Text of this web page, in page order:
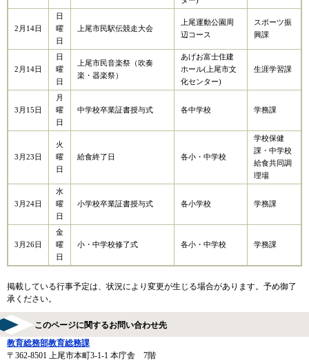
2月14日
日
曜
日
上尾市民駅伝競走大会
上尾運動公園周
辺コース
スポーツ振
興課
2月14日
日
曜
日
上尾市民音楽祭（吹奏
楽・器楽祭）
あげお富士住建
ホール(上尾市文
化センター)
生涯学習課
3月15日
月
曜
日
中学校卒業証書授与式 各中学校 学務課
3月23日
火
曜
日
給食終了日 各小・中学校​
学校保健
課・中学校
給食共同調
理場
3月24日
水
曜
日
小学校卒業証書授与式 各小学校 学務課
3月26日
金
曜
日
小・中学校修了式 各小・中学校 学務課
掲載している行事予定は、状況により変更が生じる場合があります。予め御了
承ください。
このページに関するお問い合わせ先
教育総務部教育総務課
〒362-8501
上尾市本町3-1-1 本庁舎 7階